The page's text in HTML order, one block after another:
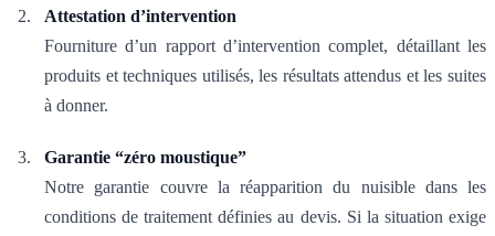
Attestation d’intervention
Fourniture d’un rapport d’intervention complet, détaillant les
produits et techniques utilisés, les résultats attendus et les suites
à donner.
Garantie “zéro moustique”
Notre garantie couvre la réapparition du nuisible dans les
conditions de traitement définies au devis. Si la situation exige